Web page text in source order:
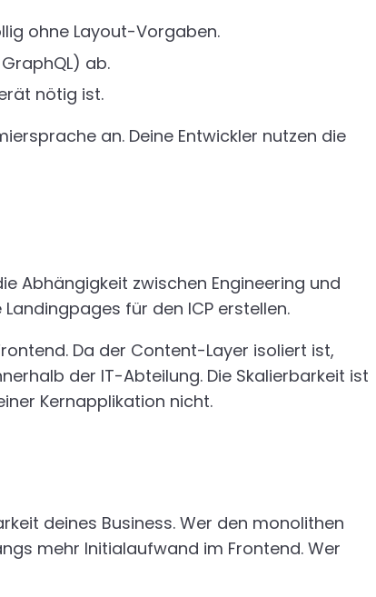
ohne Layout-Vorgaben.
ab.
nötig ist.
an. Deine Entwickler nutzen die
Abhängigkeit zwischen Engineering und
für den ICP erstellen.
Da der Content-Layer isoliert ist,
der IT-Abteilung. Die Skalierbarkeit ist
Kernapplikation nicht.
deines Business. Wer den monolithen
mehr Initialaufwand im Frontend. Wer